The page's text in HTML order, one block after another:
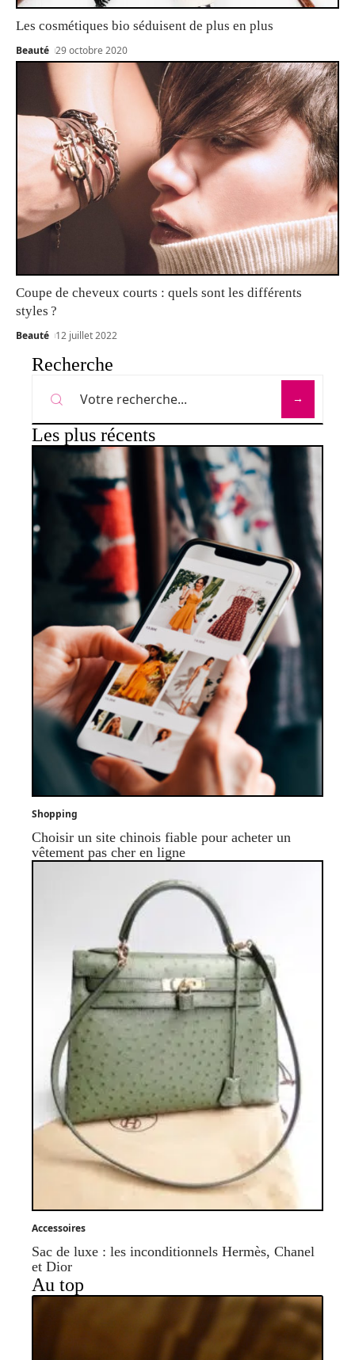
Les cosmétiques bio séduisent de plus en plus
Beauté 29 octobre 2020
Coupe de cheveux courts : quels sont les différents
styles ?
Beauté 12 juillet 2022
Recherche
Les plus récents
Shopping
Choisir un site chinois fiable pour acheter un
vêtement pas cher en ligne
Accessoires
Sac de luxe : les inconditionnels Hermès, Chanel
et Dior
Au top